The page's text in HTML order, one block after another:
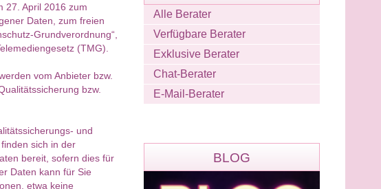
27. April 2016 zum
Daten, zum freien
Grundverordnung“,
(TMG).
vom Anbieter bzw.
bzw.
und
sich in der
bereit, sofern dies für
Daten kann für Sie
etwa keine
Alle Berater
Verfügbare Berater
Exklusive Berater
Chat-Berater
E-Mail-Berater
BLOG